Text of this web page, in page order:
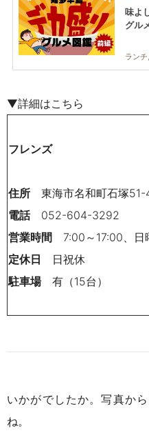
味よ
グル
▼詳細はこちら
フレンズ
住所 東海市名和町石塚51-
電話052-604-3292
営業時間 7:00～17:00、日
定休日 日祝休
駐車場有（15台）
いかがでしたか。写真か
ね。